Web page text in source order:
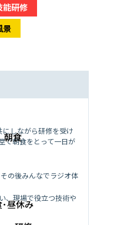
･ミーティング
･現場作業
･翌日準備
退社
出勤
ーティング
との打ち合わせ
との打合せ
成･図面作成
退社
能研修
景
しながら研修を受け
で朝食をとって一日が
朝食
の後みんなでラジオ体
、現場で役立つ技術や
昼休み